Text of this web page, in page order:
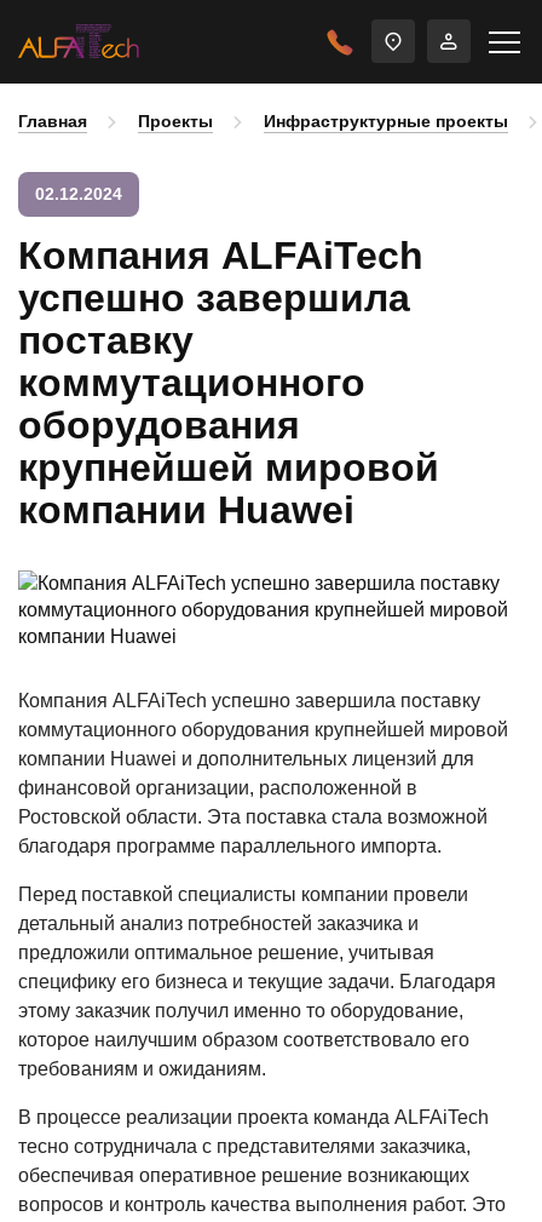
Главная Проекты Инфраструктурные проекты
02.12.2024
Компания ALFAiTech
успешно завершила
поставку
коммутационного
оборудования
крупнейшей мировой
компании Huawei
Компания ALFAiTech успешно завершила поставку
коммутационного оборудования крупнейшей мировой
компании Huawei и дополнительных лицензий для
финансовой организации, расположенной в
Ростовской области. Эта поставка стала возможной
благодаря программе параллельного импорта.
Перед поставкой специалисты компании провели
детальный анализ потребностей заказчика и
предложили оптимальное решение, учитывая
специфику его бизнеса и текущие задачи. Благодаря
этому заказчик получил именно то оборудование,
которое наилучшим образом соответствовало его
требованиям и ожиданиям.
В процессе реализации проекта команда ALFAiTech
тесно сотрудничала с представителями заказчика,
обеспечивая оперативное решение возникающих
вопросов и контроль качества выполнения работ. Это